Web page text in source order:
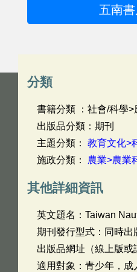
五南
分類
書籍分類 ：社會/科學>
出版品分類：期刊
主題分類： 教育文化>
施政分類： 農業>農業
其他詳細資訊
英文題名： Taiwan
期刊發行型式：同時出
出版品網址（線上版或
適用對象：青少年，成